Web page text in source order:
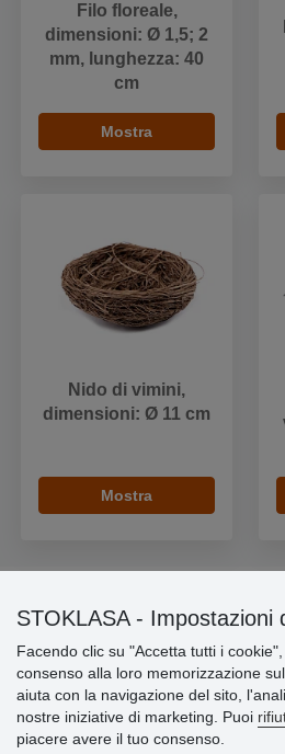
Filo floreale,
dimensioni: Ø 1,5; 2
mm, lunghezza: 40
cm
Mostra
Nido di vimini,
dimensioni: Ø 11 cm
Mostra
» Impostazioni dei cookie
» Termini & Condizioni
» Informativa sulla Privacy
» Consegna e pagamento
STOKLASA - Impostazioni
Facendo clic su "Accetta tutti i
consenso alla loro memorizzazione
aiuta con la navigazione del sito,
nostre iniziative di marketing. Puoi
piacere avere il tuo consenso.